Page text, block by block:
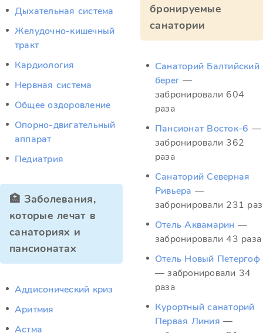
Дыхательная система
Желудочно-кишечный
тракт
Кардиология
Нервная система
Общее оздоровление
Опорно-двигательный
аппарат
Педиатрия
🏥 Заболевания,
которые лечат в
санаториях и
пансионатах
Аддисонический криз
Аритмия
Астма
бронируемые
санатории
Санаторий Балтийский
берег —
забронировали 604
раза
Пансионат Восток-6 —
забронировали 362
раза
Санаторий Северная
Ривьера —
забронировали 231 раз
Отель Аквамарин —
забронировали 43 раза
Отель Новый Петергоф
— забронировали 34
раза
Курортный санаторий
Первая Линия —